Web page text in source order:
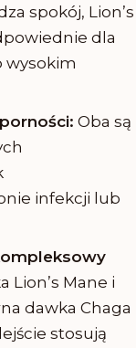
spokój, Lion’s
dla
wysokim
Oba są
infekcji lub
Lion’s Mane i
dawka Chaga
stosują